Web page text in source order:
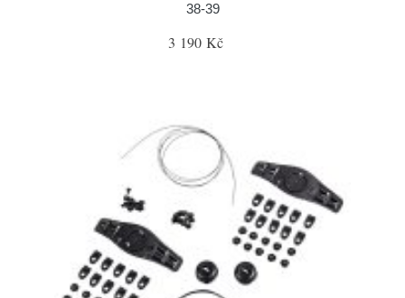
38-39
3 190 Kč